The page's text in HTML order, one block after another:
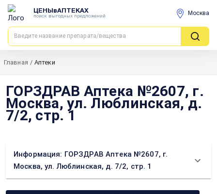
ЦЕНЫвАПТЕКАХ
поиск выгодных предложений Москва
Главная / Аптеки
ГОРЗДРАВ Аптека №2607, г.
Москва, ул. Люблинская, д.
7/2, стр. 1
Информация: ГОРЗДРАВ Аптека №2607, г.
Москва, ул. Люблинская, д. 7/2, стр. 1